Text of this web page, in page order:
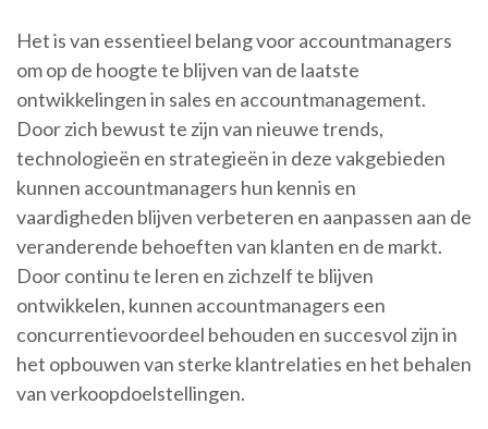
Het is van essentieel belang voor accountmanagers
om op de hoogte te blijven van de laatste
ontwikkelingen in sales en accountmanagement.
Door zich bewust te zijn van nieuwe trends,
technologieën en strategieën in deze vakgebieden
kunnen accountmanagers hun kennis en
vaardigheden blijven verbeteren en aanpassen aan de
veranderende behoeften van klanten en de markt.
Door continu te leren en zichzelf te blijven
ontwikkelen, kunnen accountmanagers een
concurrentievoordeel behouden en succesvol zijn in
het opbouwen van sterke klantrelaties en het behalen
van verkoopdoelstellingen.